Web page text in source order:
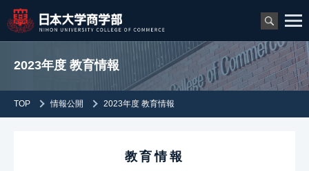
2023年度 教育情報
TOP 情報公開 2023年度 教育情報
教育情報